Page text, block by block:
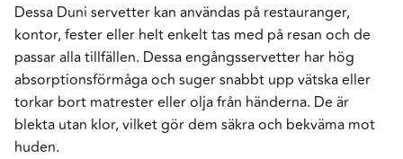
Dessa Duni servetter kan användas på restauranger,
kontor, fester eller helt enkelt tas med på resan och de
passar alla tillfällen. Dessa engångsservetter har hög
absorptionsförmåga och suger snabbt upp vätska eller
torkar bort matrester eller olja från händerna. De är
blekta utan klor, vilket gör dem säkra och bekväma mot
huden.